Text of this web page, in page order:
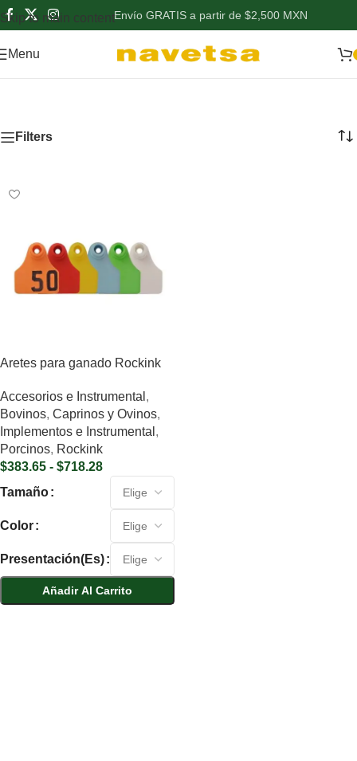
Skip to main contentEnvío GRATIS a partir de $2,500 MXN
Menu
Filters
Aretes para ganado Rockink
Accesorios e Instrumental ,
Bovinos, Caprinos y Ovinos,
Implementos e Instrumental ,
Porcinos, Rockink
$383.65 - $718.28
Tamaño
Color
Presentación(es)
Añadir Al Carrito